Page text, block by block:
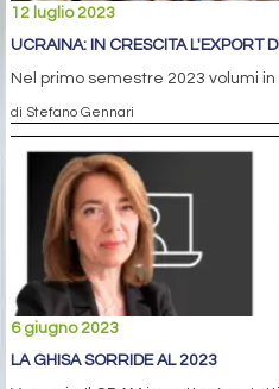
12 luglio 2023
UCRAINA: IN CRESCITA L'EXPORT
Nel primo semestre 2023 volumi
di Stefano Gennari
6 giugno 2023
LA GHISA SORRIDE AL 2023